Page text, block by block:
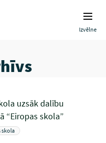
Izvēlne
uzsāk dalību
“Eiropas skola”
skola